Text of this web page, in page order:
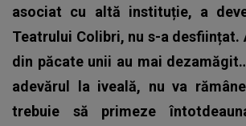
asociat cu altă instituție, a
Teatrului Colibri, nu s-a desființat.
din păcate unii au mai
adevărul la iveală, nu va
trebuie să primeze